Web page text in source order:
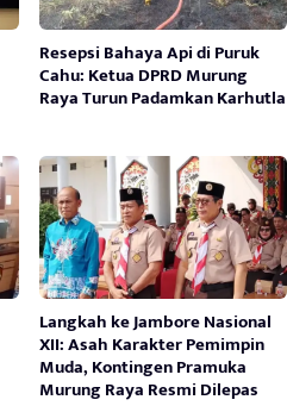
Resepsi Bahaya Api di Puruk
Cahu: Ketua DPRD Murung
Raya Turun Padamkan Karhutla
Langkah ke Jambore Nasional
XII: Asah Karakter Pemimpin
Muda, Kontingen Pramuka
Murung Raya Resmi Dilepas